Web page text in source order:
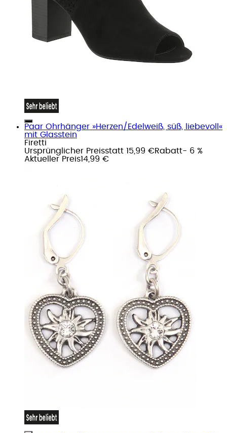
Paar Ohrhänger »Herzen/Edelweiß, süß, liebevoll«
mit Glasstein
Firetti
Ursprünglicher Preisstatt 15,99 €Rabatt- 6 %
Aktueller Preis14,99 €